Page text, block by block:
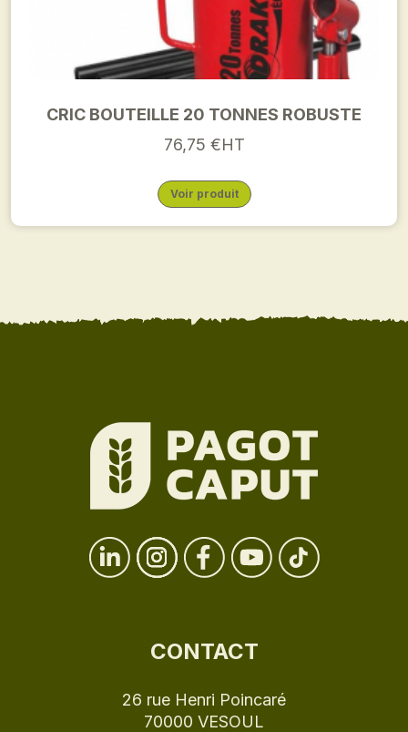
CRIC BOUTEILLE 20 TONNES ROBUSTE
76,75 €HT
Voir produit
CONTACT
26 rue Henri Poincaré
70000 VESOUL